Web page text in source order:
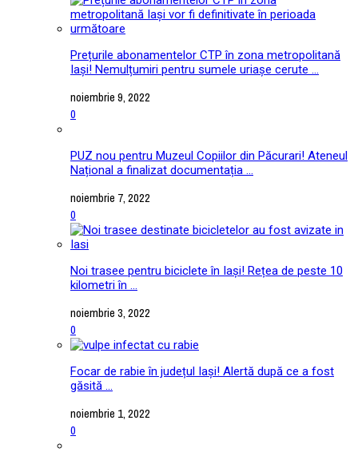
Prețurile abonamentelor CTP în zona metropolitană
Iași! Nemulțumiri pentru sumele uriașe cerute ...
noiembrie 9, 2022
0
PUZ nou pentru Muzeul Copiilor din Păcurari! Ateneul
Național a finalizat documentația ...
noiembrie 7, 2022
0
Noi trasee pentru biciclete în Iași! Rețea de peste 10
kilometri în ...
noiembrie 3, 2022
0
Focar de rabie în județul Iași! Alertă după ce a fost
găsită ...
noiembrie 1, 2022
0